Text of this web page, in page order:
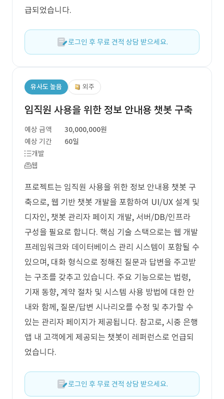
급되었습니다.
로그인 후 무료 견적 상담 받으세요.
유사도 높음 외주
임직원 사용을 위한 정보 안내용 챗봇 구축
예상 금액
30,000,000원
예상 기간
60일
개발
웹
프로젝트는 임직원 사용을 위한 정보 안내용 챗봇 구
축으로, 웹 기반 챗봇 개발을 포함하여 UI/UX 설계 및
디자인, 챗봇 관리자 페이지 개발, 서버/DB/인프라
구성을 필요로 합니다. 핵심 기술 스택으로는 웹 개발
프레임워크와 데이터베이스 관리 시스템이 포함될 수
있으며, 대화 형식으로 정해진 질문과 답변을 주고받
는 구조를 갖추고 있습니다. 주요 기능으로는 법령,
기재 동향, 계약 절차 및 시스템 사용 방법에 대한 안
내와 함께, 질문/답변 시나리오를 수정 및 추가할 수
있는 관리자 페이지가 제공됩니다. 참고로, 시중 은행
앱 내 고객에게 제공되는 챗봇이 레퍼런스로 언급되
었습니다.
로그인 후 무료 견적 상담 받으세요.